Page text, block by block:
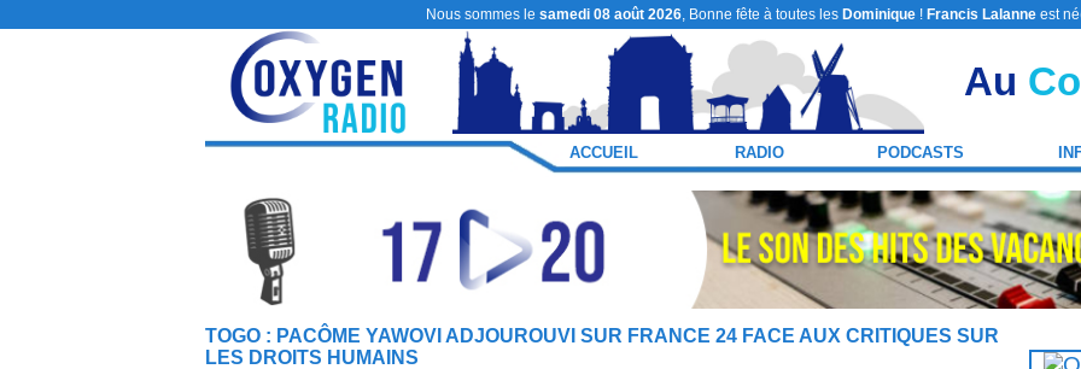
Nous sommes le samedi 08 août 2026, Bonne fête à toutes les Dominique ! Francis Lalanne est
Au
ACCUEIL RADIO PODCASTS
TOGO : PACÔME YAWOVI ADJOUROUVI SUR FRANCE 24 FACE AUX CRITIQUES SUR
LES DROITS HUMAINS